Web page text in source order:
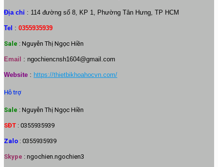
Địa chỉ : 114 đường số 8, KP 1, Phường Tân Hưng, TP HCM
Tel : 0355935939
Sale : Nguyễn Thị Ngọc Hiền
Email : ngochiencnsh1604@gmail.com
Website : https://thietbikhoahocvn.com/
Hỗ trợ
Sale : Nguyễn Thị Ngọc Hiền
SĐT : 0355935939
Zalo : 0355935939
Skype : ngochien.ngochien3